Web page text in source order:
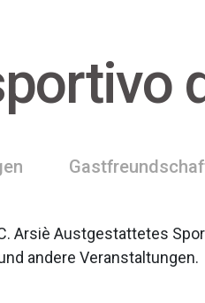
Arsiè Austgestattetes
andere Veranstaltungen.